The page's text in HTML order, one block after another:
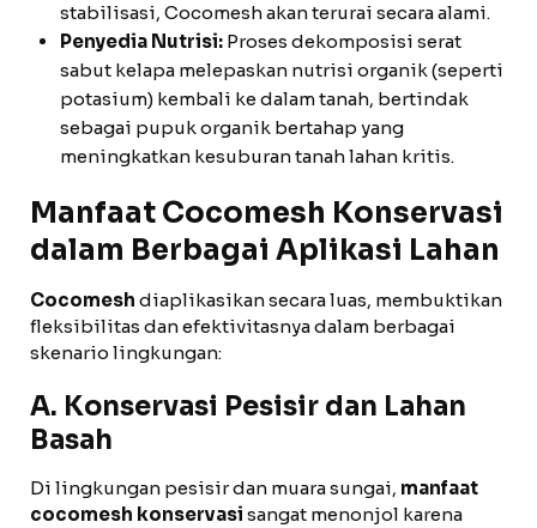
stabilisasi, Cocomesh akan terurai secara alami.
Penyedia Nutrisi: Proses dekomposisi serat
sabut kelapa melepaskan nutrisi organik (seperti
potasium) kembali ke dalam tanah, bertindak
sebagai pupuk organik bertahap yang
meningkatkan kesuburan tanah lahan kritis.
Manfaat Cocomesh Konservasi
dalam Berbagai Aplikasi Lahan
Cocomesh diaplikasikan secara luas, membuktikan
fleksibilitas dan efektivitasnya dalam berbagai
skenario lingkungan:
A. Konservasi Pesisir dan Lahan
Basah
Di lingkungan pesisir dan muara sungai, manfaat
cocomesh konservasi sangat menonjol karena